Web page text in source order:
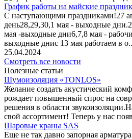
График работы на майские
С наступающими праздниками!27
день28,29,30,1 мая - выходные
мая -выходные дни6,7,8 мая -
выходные днис 13 мая работаем в о..
25.04.2024
Смотреть все новости
Полезные статьи
Шумоизоляция «TONLOS»
Желание создать акустический
рождает повышенный спрос на
решения в области
свой ассортимент! Теперь у нас
Шаровые краны SAS
Еще не так давно запорная